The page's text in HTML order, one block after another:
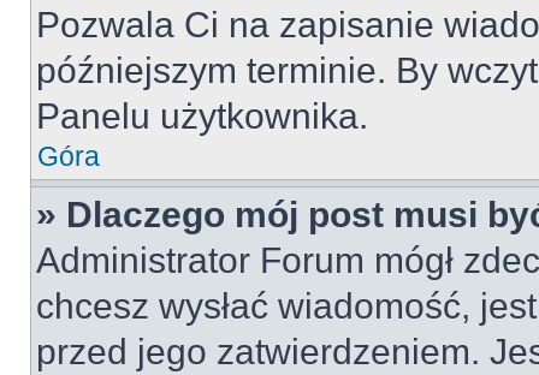
Pozwala Ci na zapisanie
późniejszym terminie. By
Panelu użytkownika.
Góra
» Dlaczego mój post musi
Administrator Forum mógł
chcesz wysłać wiadomość,
przed jego zatwierdzeniem.